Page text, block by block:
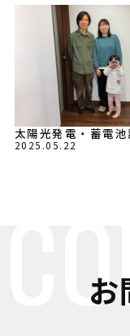
太陽光発電・蓄電池
2025.05.22